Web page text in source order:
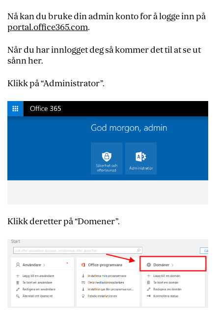
Nå kan du bruke din admin konto for å logge inn på
portal.office365.com.
Når du har innlogget deg så kommer det til at se ut
sånn her.
Klikk på “Administrator”.
Klikk deretter på “Domener”.